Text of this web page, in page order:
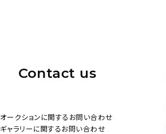
Contact us
オークションに関するお問い合わせ
ギャラリーに関するお問い合わせ